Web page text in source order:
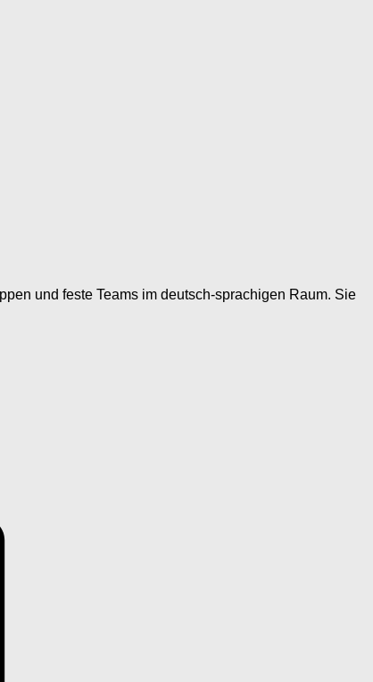
und feste Teams im deutsch-sprachigen Raum. Sie